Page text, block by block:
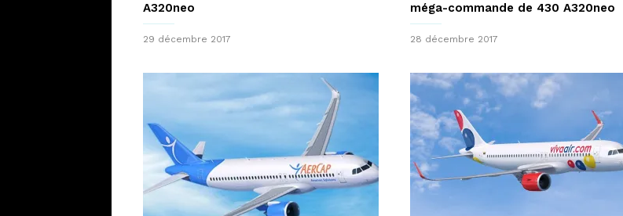
A320neo
29 décembre 2017
méga-commande de 430 A320neo
28 décembre 2017